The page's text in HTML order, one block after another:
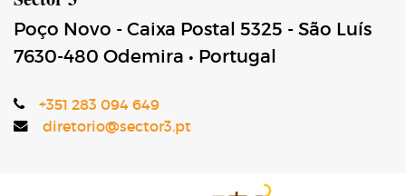
Poço Novo - Caixa Postal 5325 - São Luís
7630-480 Odemira • Portugal
+351 283 094 649
diretorio@sector3.pt